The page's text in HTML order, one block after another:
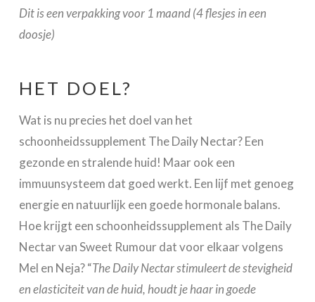
Dit is een verpakking voor 1 maand (4 flesjes in een
doosje)
HET DOEL?
Wat is nu precies het doel van het
schoonheidssupplement The Daily Nectar? Een
gezonde en stralende huid! Maar ook een
immuunsysteem dat goed werkt. Een lijf met genoeg
energie en natuurlijk een goede hormonale balans.
Hoe krijgt een schoonheidssupplement als The Daily
Nectar van Sweet Rumour dat voor elkaar volgens
Mel en Neja? “The Daily Nectar stimuleert de stevigheid
en elasticiteit van de huid, houdt je haar in goede